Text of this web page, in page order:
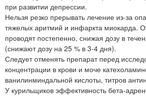
при развитии депрессии.
Нельзя резко прерывать лечение из-за
тяжелых аритмий и инфаркта миокарда.
проводят постепенно, снижая дозу в
(снижают дозу на 25 % в 3-4 дня).
Следует отменять препарат перед
концентрации в крови и моче
ванилинминдальной кислоты, титров
У курильщиков эффективность бета-